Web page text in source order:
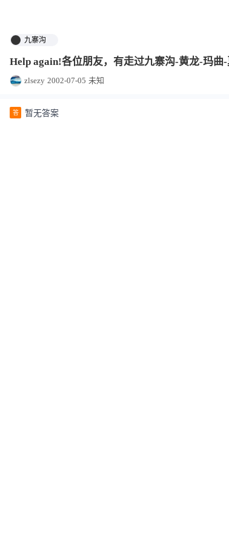
九寨沟
Help again!各位朋友，有走过九寨沟-黄龙-玛
zlsezy 2002-07-05 未知
答 暂无答案